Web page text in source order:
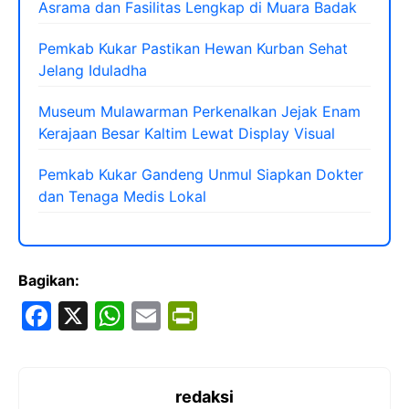
Asrama dan Fasilitas Lengkap di Muara Badak
Pemkab Kukar Pastikan Hewan Kurban Sehat
Jelang Iduladha
Museum Mulawarman Perkenalkan Jejak Enam
Kerajaan Besar Kaltim Lewat Display Visual
Pemkab Kukar Gandeng Unmul Siapkan Dokter
dan Tenaga Medis Lokal
Bagikan:
F
X
W E
redaksi